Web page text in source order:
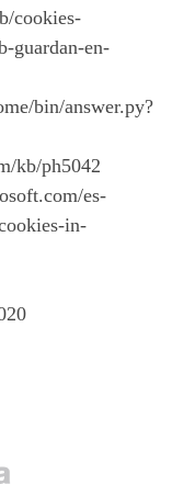
cookies-
guardan-en-
bin/answer.py?
kb/ph5042
es-
in-